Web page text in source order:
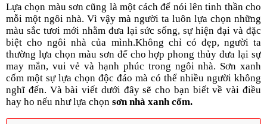
Lựa chọn màu sơn cũng là một cách để nói lên tinh thần cho
mỗi một ngôi nhà. Vì vậy mà người ta luôn lựa chọn những
màu sắc tươi mới nhằm đưa lại sức sống, sự hiện đại và đặc
biệt cho ngôi nhà của mình.Không chỉ có đẹp, người ta
thường lựa chọn màu sơn để cho hợp phong thủy đưa lại sự
may mắn, vui vẻ và hạnh phúc trong ngôi nhà. Sơn xanh
cốm một sự lựa chọn độc đáo mà có thể nhiều người không
nghĩ đến. Và bài viết dưới đây sẽ cho bạn biết về vài điều
hay ho nếu như lựa chọn sơn nhà xanh cốm.